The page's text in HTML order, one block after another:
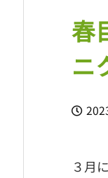
春
ニ
３月